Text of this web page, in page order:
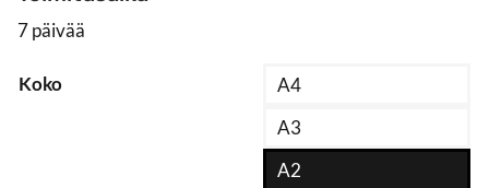
7 päivää
Koko
A4
A3
A2